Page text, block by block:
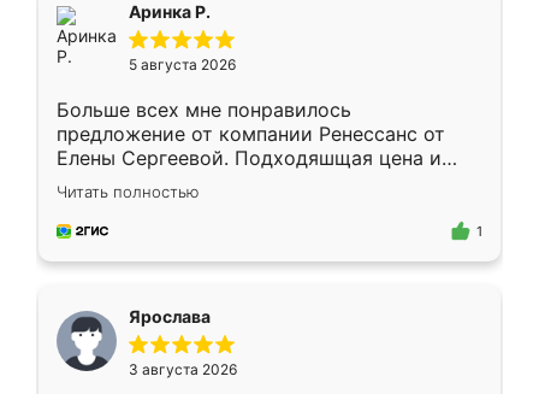
Аринка Р.
5 августа 2026
Больше всех мне понравилось
предложение от компании Ренессанс от
Елены Сергеевой. Подходяшщая цена и
короткие сроки изготовления. Приехавший
для замера сотрудник Владислав
предложил по моему эскизу самый
Читать полностью
1
Ярослава
3 августа 2026